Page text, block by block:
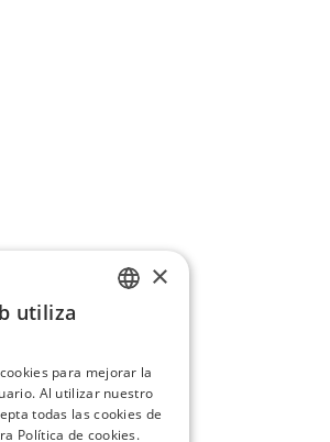
×
utiliza
para mejorar la
Al utilizar nuestro
todas las cookies de
Política de cookies.